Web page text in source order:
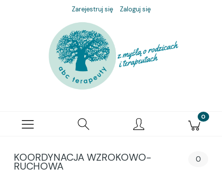
Zarejestruj się Zaloguj się
KOORDYNACJA WZROKOWO-
RUCHOWA
0